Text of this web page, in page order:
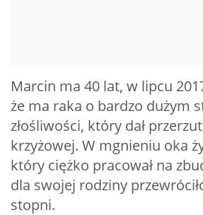
Marcin ma 40 lat, w lipcu
że ma raka o bardzo dużym
złośliwości, który dał
krzyżowej. W mgnieniu oka
który ciężko pracował na
dla swojej rodziny
stopni.